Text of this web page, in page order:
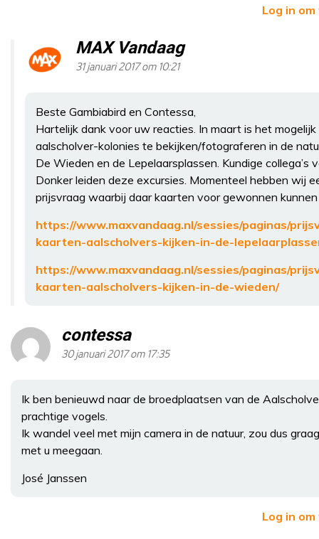
Log in
MAX Vandaag
31 januari 2017 om 10:21
Beste Gambiabird en Contessa,
Hartelijk dank voor uw reacties. In maart is het mogelijk
aalscholver-kolonies te bekijken/fotograferen in de
De Wieden en de Lepelaarsplassen. Kundige collega’s
Donker leiden deze excursies. Momenteel hebben wij
prijsvraag waarbij daar kaarten voor gewonnen
https://www.maxvandaag.nl/sessies/paginas/
kaarten-aalscholvers-kijken-in-de-
https://www.maxvandaag.nl/sessies/paginas/
kaarten-aalscholvers-kijken-in-de-wieden/
contessa
30 januari 2017 om 17:35
Ik ben benieuwd naar de broedplaatsen van de
prachtige vogels.
Ik wandel veel met mijn camera in de natuur, zou dus
met u meegaan.
José Janssen
Log in